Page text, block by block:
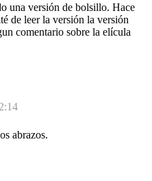
una versión de bolsillo. Hace
de leer la versión la versión
comentario sobre la elícula
abrazos.